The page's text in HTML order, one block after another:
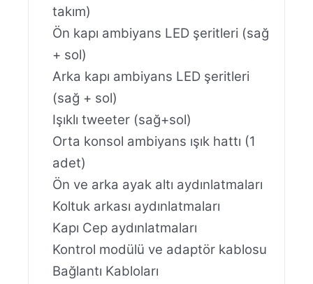
takım)
Ön kapı ambiyans LED şeritleri (sağ
+ sol)
Arka kapı ambiyans LED şeritleri
(sağ + sol)
Işıklı tweeter (sağ+sol)
Orta konsol ambiyans ışık hattı (1
adet)
Ön ve arka ayak altı aydınlatmaları
Koltuk arkası aydınlatmaları
Kapı Cep aydınlatmaları
Kontrol modülü ve adaptör kablosu
Bağlantı Kabloları